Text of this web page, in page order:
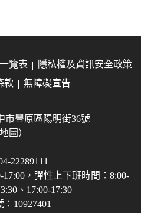
覽表
隱私權及資訊安全政策
款
無障礙宣告
市豐原區陽明街36號
地圖）
22289111
17:00，彈性上下班時間：8:00-
、17:00-17:30
10927401